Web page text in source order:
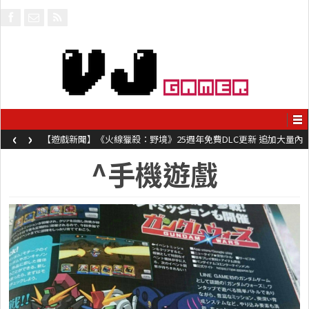
【遊戲新聞】《火線獵殺：野境》25週年免費DLC更新 追加大量內
容同時系舊作限時超平價折扣
‹ ›
^手機遊戲